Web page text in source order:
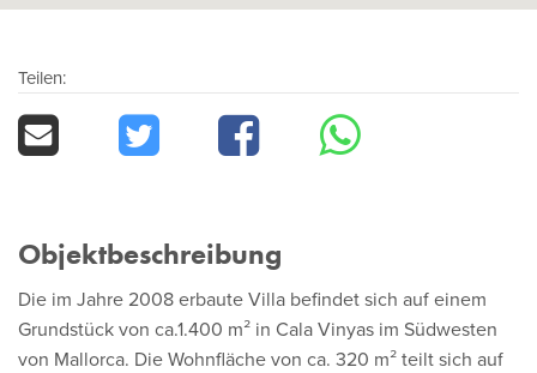
Teilen:
Objektbeschreibung
Die im Jahre 2008 erbaute Villa befindet sich auf einem
Grundstück von ca.1.400 m² in Cala Vinyas im Südwesten
von Mallorca. Die Wohnfläche von ca. 320 m² teilt sich auf